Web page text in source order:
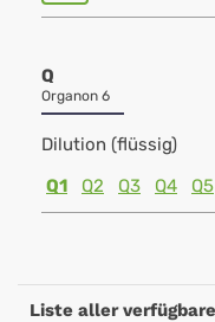
Q
Organon 6
Dilution (flüssig)
Q1
Q2 Q3 Q4 Q5
Liste aller